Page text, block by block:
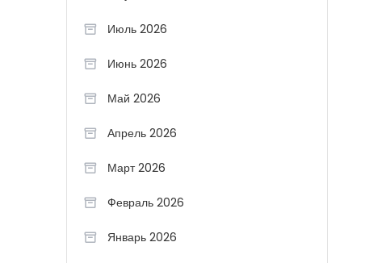
Июль 2026
Июнь 2026
Май 2026
Апрель 2026
Март 2026
Февраль 2026
Январь 2026